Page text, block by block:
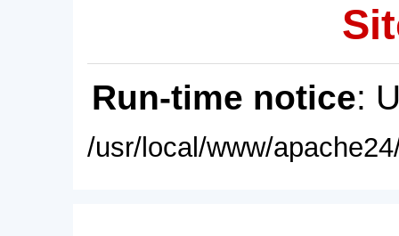
Run-time notice:
/usr/local/www/